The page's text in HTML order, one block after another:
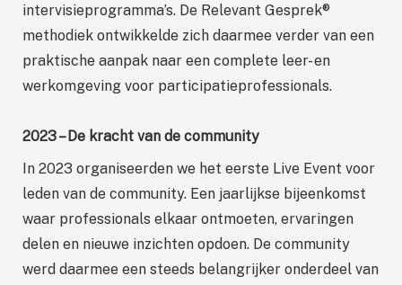
intervisieprogramma’s. De Relevant Gesprek®
methodiek ontwikkelde zich daarmee verder van een
praktische aanpak naar een complete leer- en
werkomgeving voor participatieprofessionals.
2023 – De kracht van de community
In 2023 organiseerden we het eerste Live Event voor
leden van de community. Een jaarlijkse bijeenkomst
waar professionals elkaar ontmoeten, ervaringen
delen en nieuwe inzichten opdoen. De community
werd daarmee een steeds belangrijker onderdeel van